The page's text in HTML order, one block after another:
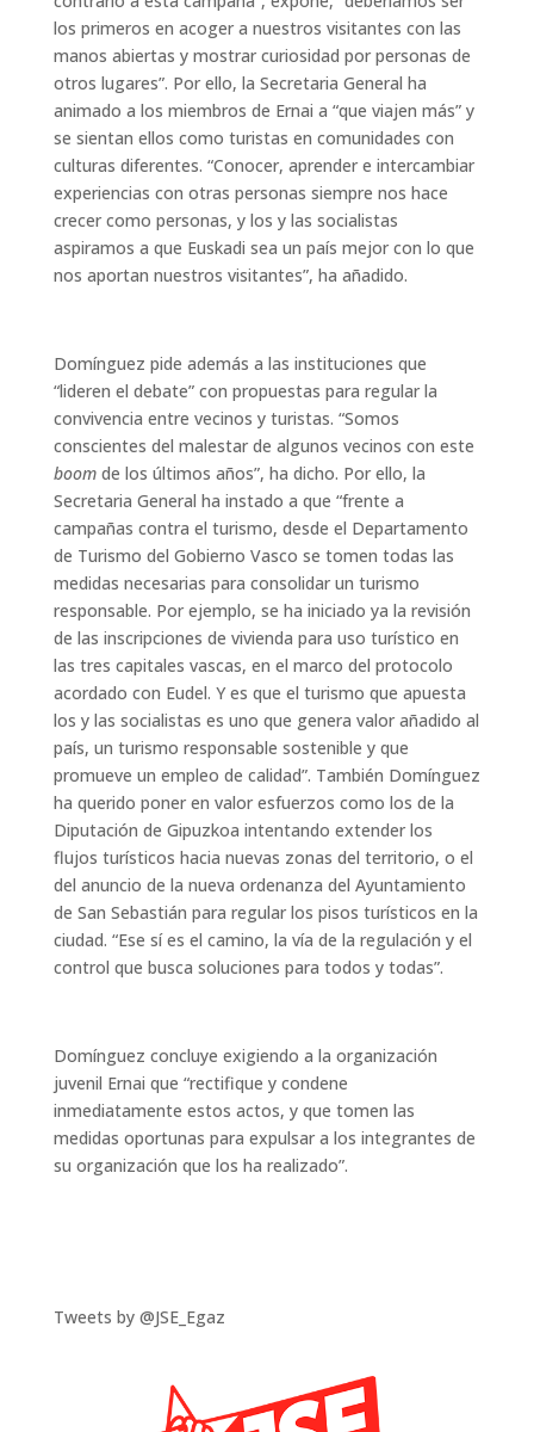
los primeros en acoger a nuestros visitantes con las
manos abiertas y mostrar curiosidad por personas de
otros lugares”. Por ello, la Secretaria General ha
animado a los miembros de Ernai a “que viajen más” y
se sientan ellos como turistas en comunidades con
culturas diferentes. “Conocer, aprender e intercambiar
experiencias con otras personas siempre nos hace
crecer como personas, y los y las socialistas
aspiramos a que Euskadi sea un país mejor con lo que
nos aportan nuestros visitantes”, ha añadido.
Domínguez pide además a las instituciones que
“lideren el debate” con propuestas para regular la
convivencia entre vecinos y turistas. “Somos
conscientes del malestar de algunos vecinos con este
boomde los últimos años”, ha dicho. Por ello, la
Secretaria General ha instado a que “frente a
campañas contra el turismo, desde el Departamento
de Turismo del Gobierno Vasco se tomen todas las
medidas necesarias para consolidar un turismo
responsable. Por ejemplo, se ha iniciado ya la revisión
de las inscripciones de vivienda para uso turístico en
las tres capitales vascas, en el marco del protocolo
acordado con Eudel. Y es que el turismo que apuesta
los y las socialistas es uno que genera valor añadido al
país, un turismo responsable sostenible y que
promueve un empleo de calidad”. También Domínguez
ha querido poner en valor esfuerzos como los de la
Diputación de Gipuzkoa intentando extender los
flujos turísticos hacia nuevas zonas del territorio, o el
del anuncio de la nueva ordenanza del Ayuntamiento
de San Sebastián para regular los pisos turísticos en la
ciudad. “Ese sí es el camino, la vía de la regulación y el
control que busca soluciones para todos y todas”.
Domínguez concluye exigiendo a la organización
juvenil Ernai que “rectifique y condene
inmediatamente estos actos, y que tomen las
medidas oportunas para expulsar a los integrantes de
su organización que los ha realizado”.
Tweets by @JSE_Egaz